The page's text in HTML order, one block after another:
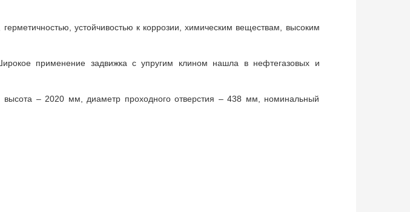
устойчивостью к коррозии, химическим веществам, высоким
применение задвижка с упругим клином нашла в нефтегазовых и
– 2020 мм, диаметр проходного отверстия – 438 мм, номинальный